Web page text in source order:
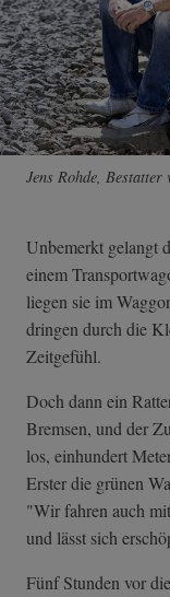
Jens Rohde,
Unbemerkt gelangt
einem
liegen sie im
dringen durch die
Zeitgefühl.
Doch dann ein
Bremsen, und der
los, einhundert
Erster die grünen
"Wir fahren auch
und lässt sich
Fünf Stunden vor